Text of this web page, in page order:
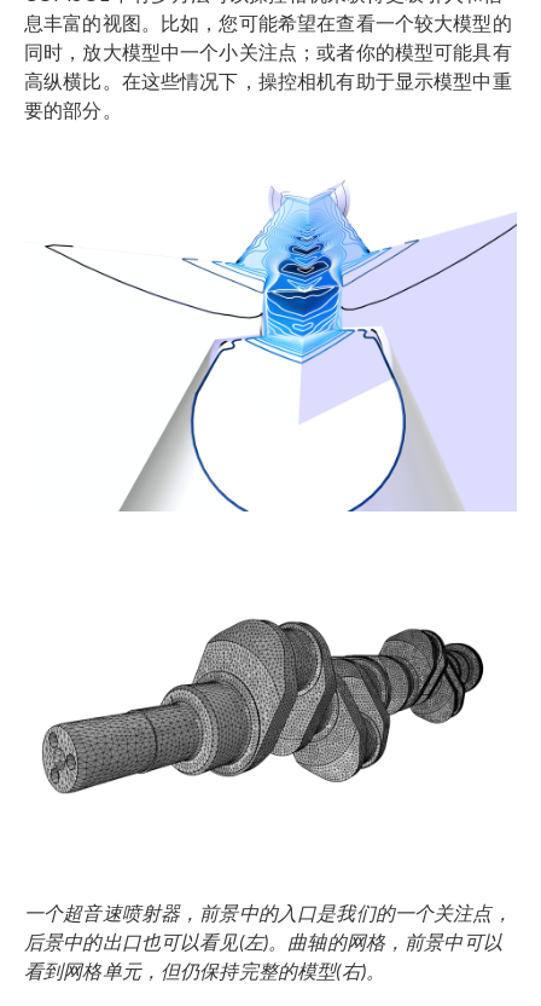
息丰富的视图。比如，您可能希望在查看一个较大模型的
同时，放大模型中一个小关注点；或者你的模型可能具有
高纵横比。在这些情况下，操控相机有助于显示模型中重
要的部分。
一个超音速喷射器，前景中的入口是我们的一个关注点，
后景中的出口也可以看见(左)。曲轴的网格，前景中可以
看到网格单元，但仍保持完整的模型(右)。